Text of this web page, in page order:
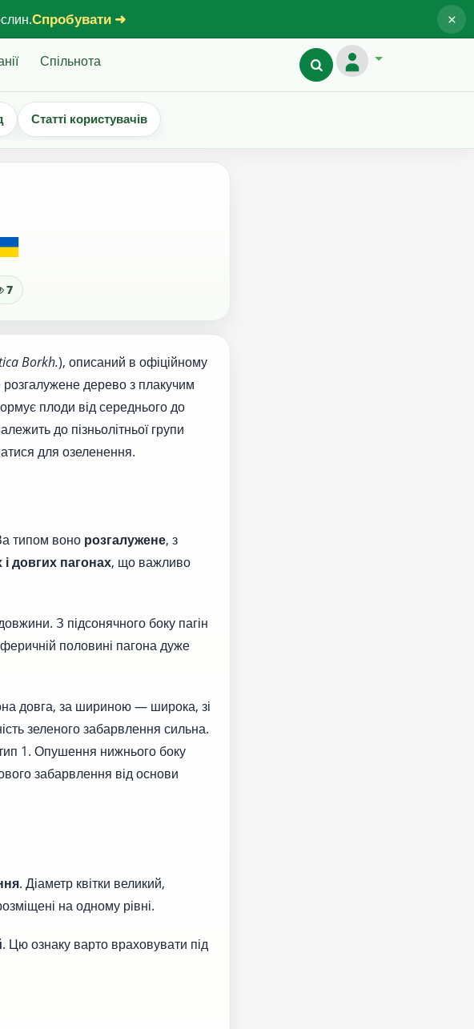
Спробувати ➜ ×
Спільнота
Статті користувачів
7
Borkh.), описаний в офіційному
дерево з плакучим
плоди від середнього до
до пізньолітньої групи
для озеленення.
типом воно розгалужене, з
довгих пагонах, що важливо
З підсонячного боку пагін
половині пагона дуже
довга, за шириною — широка, зі
зеленого забарвлення сильна.
1. Опушення нижнього боку
забарвлення від основи
. Діаметр квітки великий,
на одному рівні.
. Цю ознаку варто враховувати під